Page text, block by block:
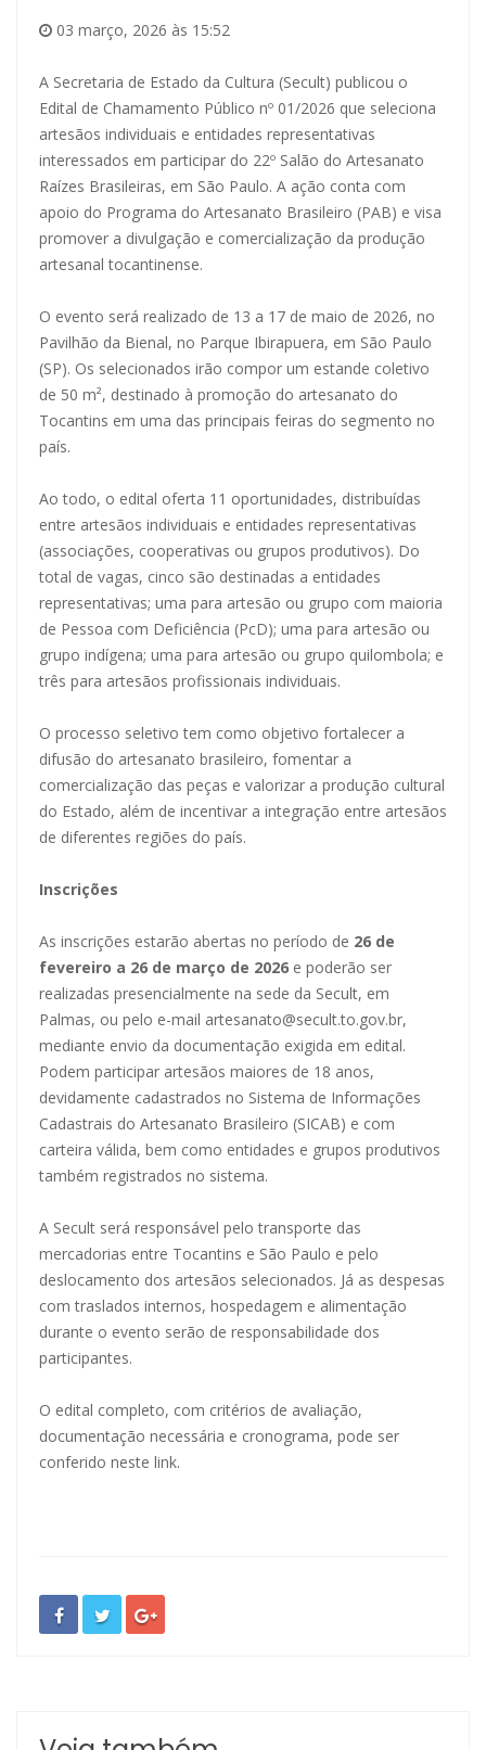
03 março, 2026 às 15:52
A Secretaria de Estado da Cultura (Secult) publicou o
Edital de Chamamento Público nº 01/2026 que seleciona
artesãos individuais e entidades representativas
interessados em participar do 22º Salão do Artesanato
Raízes Brasileiras, em São Paulo. A ação conta com
apoio do Programa do Artesanato Brasileiro (PAB) e visa
promover a divulgação e comercialização da produção
artesanal tocantinense.
O evento será realizado de 13 a 17 de maio de 2026, no
Pavilhão da Bienal, no Parque Ibirapuera, em São Paulo
(SP). Os selecionados irão compor um estande coletivo
de 50 m², destinado à promoção do artesanato do
Tocantins em uma das principais feiras do segmento no
país.
Ao todo, o edital oferta 11 oportunidades, distribuídas
entre artesãos individuais e entidades representativas
(associações, cooperativas ou grupos produtivos). Do
total de vagas, cinco são destinadas a entidades
representativas; uma para artesão ou grupo com maioria
de Pessoa com Deficiência (PcD); uma para artesão ou
grupo indígena; uma para artesão ou grupo quilombola; e
três para artesãos profissionais individuais.
O processo seletivo tem como objetivo fortalecer a
difusão do artesanato brasileiro, fomentar a
comercialização das peças e valorizar a produção cultural
do Estado, além de incentivar a integração entre artesãos
de diferentes regiões do país.
Inscrições
As inscrições estarão abertas no período de 26 de
fevereiro a 26 de março de 2026 e poderão ser
realizadas presencialmente na sede da Secult, em
Palmas, ou pelo e-mail artesanato@secult.to.gov.br,
mediante envio da documentação exigida em edital.
Podem participar artesãos maiores de 18 anos,
devidamente cadastrados no Sistema de Informações
Cadastrais do Artesanato Brasileiro (SICAB) e com
carteira válida, bem como entidades e grupos produtivos
também registrados no sistema.
A Secult será responsável pelo transporte das
mercadorias entre Tocantins e São Paulo e pelo
deslocamento dos artesãos selecionados. Já as despesas
com traslados internos, hospedagem e alimentação
durante o evento serão de responsabilidade dos
participantes.
O edital completo, com critérios de avaliação,
documentação necessária e cronograma, pode ser
conferido neste link.